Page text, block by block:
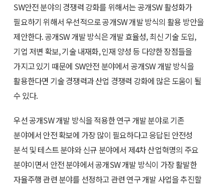
SW안전 분야의 경쟁력 강화를 위해서는 공개SW 활성화가
필요하기 위해서 우선적으로 공개SW 개발 방식의 활용 방안을
제안한다. 공개SW 개발 방식은 개발 효율성, 최신 기술 도입,
기업 저변 확보, 기술 내재화, 인재 양성 등 다양한 장점들을
가지고 있기 때문에 SW안전 분야에서 공개SW 개발 방식을
활용한다면 기술 경쟁력과 산업 경쟁력 강화에 많은 도움이 될
수 있다.
우선 공개SW 개발 방식을 적용한 연구 개발 분야로 기존
분야에서 안전 확보에 가장 많이 필요하다고 응답된 안전성
분석 및 테스트 분야와 신규 분야에서 제4차 산업혁명의 주요
분야이면서 안전 분야에서 공개SW 개발 방식이 가장 활발한
자율주행 관련 분야를 선정하고 관련 연구 개발 사업을 추진할